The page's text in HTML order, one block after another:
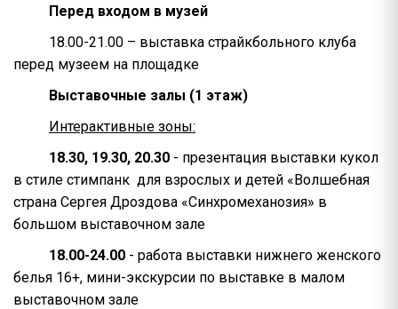
Перед входом в музей
18.00-21.00 – выставка страйкбольного клуба
перед музеем на площадке
Выставочные залы (1 этаж)
Интерактивные зоны:
18.30, 19.30, 20.30 - презентация выставки кукол
в стиле стимпанк для взрослых и детей «Волшебная
страна Сергея Дроздова «Синхромеханозия» в
большом выставочном зале
18.00-24.00 - работа выставки нижнего женского
белья 16+, мини-экскурсии по выставке в малом
выставочном зале